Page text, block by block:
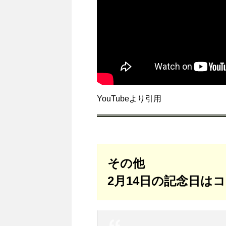
YouTubeより引用
その他
2月14日の記念日は